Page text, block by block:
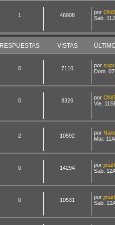
1 46908 por
Sab.
RESPUESTAS VISTAS
0 7110 por
Dom.
0 8326 por
Vie.
2 10592 por
Mar.
0 14294 por
Sab.
0 10531 por
Sab.